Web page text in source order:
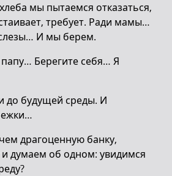
мы пытаемся отказаться,
требует. Ради мамы…
И мы берем.
Берегите себя… Я
до будущей среды. И
драгоценную банку,
думаем об одном: увидимся